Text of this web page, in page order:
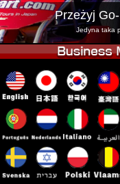
Przeżyj
Jedyna taka